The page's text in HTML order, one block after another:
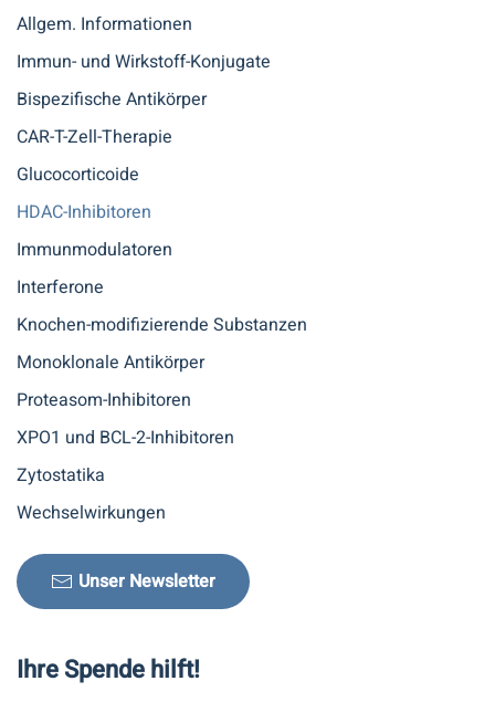
Allgem. Informationen
Immun- und Wirkstoff-Konjugate
Bispezifische Antikörper
CAR-T-Zell-Therapie
Glucocorticoide
HDAC-Inhibitoren
Immunmodulatoren
Interferone
Knochen-modifizierende Substanzen
Monoklonale Antikörper
Proteasom-Inhibitoren
XPO1 und BCL-2-Inhibitoren
Zytostatika
Wechselwirkungen
Unser Newsletter
Ihre Spende hilft!